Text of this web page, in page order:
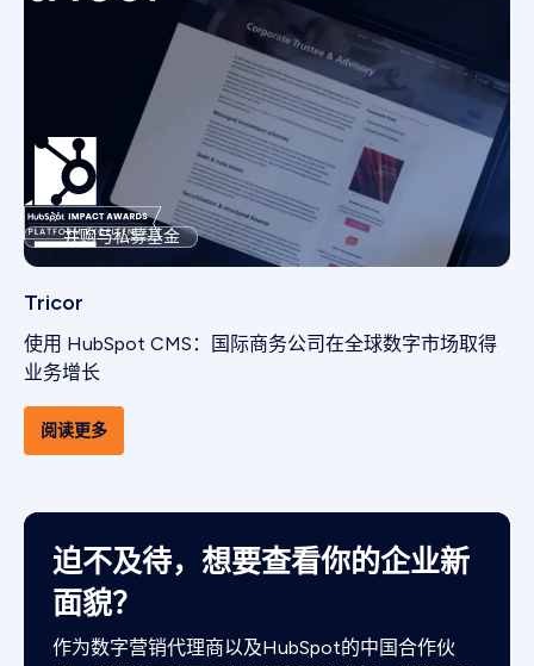
并购与私募基金
Tricor
使用 HubSpot CMS：国际商务公司在全球数字市场取得
业务增长
阅读更多
迫不及待，想要查看你的企业新
面貌？
作为数字营销代理商以及HubSpot的中国合作伙